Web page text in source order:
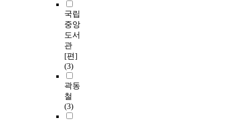
국립
중앙
도서
관
[편]
(3)
곽동
철
(3)